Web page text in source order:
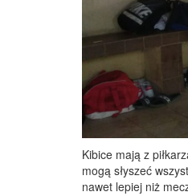
Kibice mają z
mogą słyszeć
nawet lepiej niż